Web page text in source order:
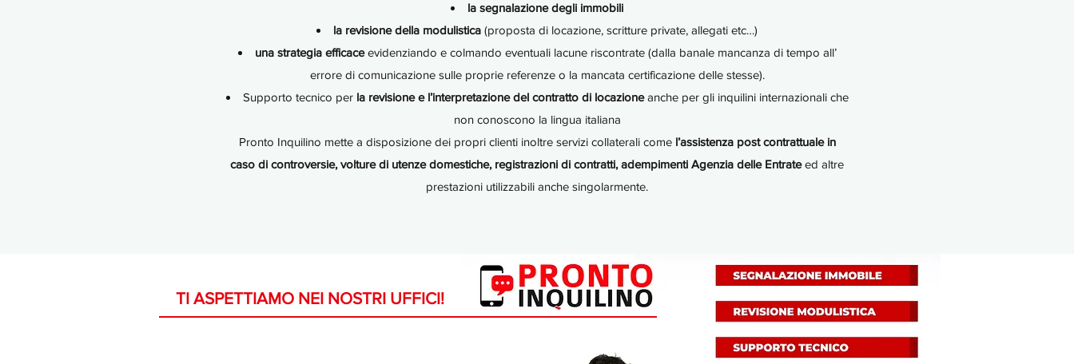
la segnalazione degli immobili
la revisione della modulistica (proposta di locazione, scritture private, allegati etc…)
una strategia efficaceevidenziando e colmando eventuali lacune riscontrate (dalla banale mancanza di tempo all’
errore di comunicazione sulle proprie referenze o la mancata certificazione delle stesse).
Supporto tecnico per la revisione e l’interpretazione del contratto di locazioneanche per gli inquilini internazionali che
non conoscono la lingua italiana
Pronto Inquilino mette a disposizione dei propri clienti inoltre servizi collaterali come l’assistenza post contrattuale in
caso di controversie, volture di utenze domestiche, registrazioni di contratti, adempimenti Agenzia delle Entrateed altre
prestazioni utilizzabili anche singolarmente.
TI ASPETTIAMO NEI NOSTRI UFFICI!